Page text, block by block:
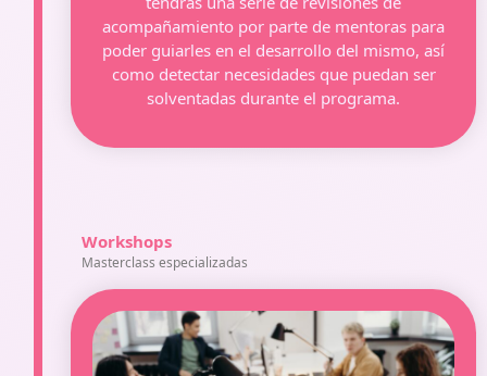
acompañamiento por parte de mentoras para
poder guiarles en el desarrollo del mismo, así
como detectar necesidades que puedan ser
solventadas durante el programa.
Workshops
Masterclass especializadas